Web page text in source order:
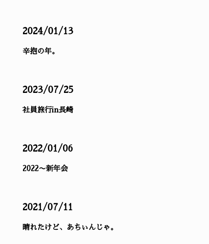
2024/01/13
辛抱の年。
2023/07/25
社員旅行in長崎
2022/01/06
2022〜新年会
2021/07/11
晴れたけど、あちぃんじゃ。